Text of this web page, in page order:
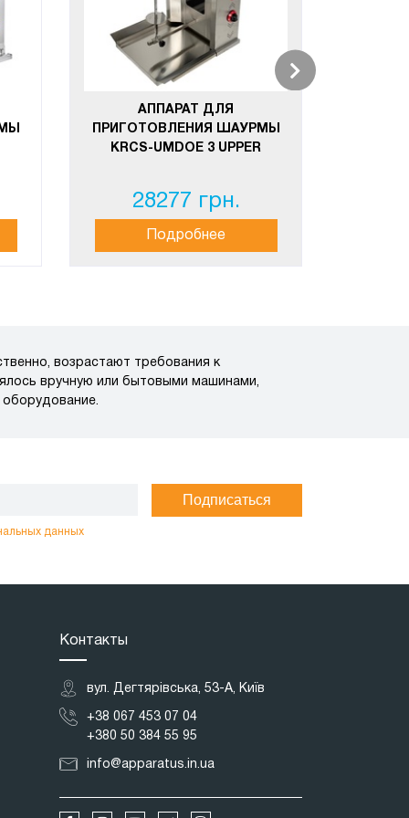
АППАРАТ ДЛЯ
ПРИГОТОВЛЕНИЯ ШАУРМЫ
KRCS-UMDOE 3 UPPER
28277 грн.
Подробнее
возрастают требования к
вручную или бытовыми машинами,
оборудование.
данных
Подписаться
Контакты
вул. Дегтярівська, 53-А, Київ
+38 067 453 07 04
+380 50 384 55 95
info@apparatus.in.ua